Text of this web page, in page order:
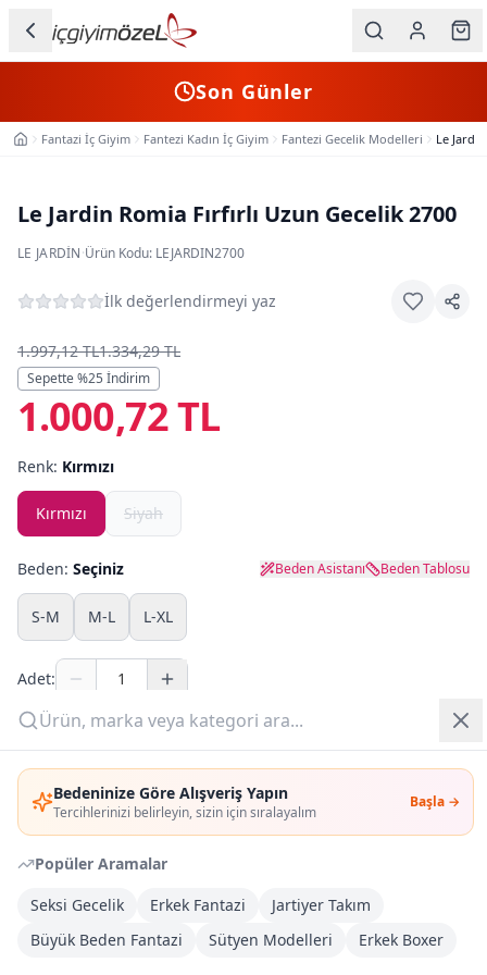
Bedeninize Göre Alışveriş Yapın
Tercihlerinizi belirleyin, sizin için sıralayalım
Başla →
Popüler Aramalar
Seksi Gecelik
Erkek Fantazi
Jartiyer Takım
Büyük Beden Fantazi
Sütyen Modelleri Erkek Boxer
Erkek
Çocuk
Fantazi
Büyük
Beden
Plaj & Mayo
Yazlık Pijama
Kampanyalar
Yeni Gelenler
OUTLET
Giriş Yap
Üye Ol
Son Günler
Ana SayfaFantazi İç Giyim Fantezi Kadın İç Giyim Fantezi Gecelik Modelleri Le
Le Jardin Romia Fırfırlı Uzun Gecelik 2700
LE JARDIN·Ürün Kodu: LEJARDIN2700
İlk değerlendirmeyi yaz
1.997,12 TL1.334,29 TL
Sepette %25 İndirim
1.000,72 TL
Renk: Kırmızı
Kırmızı Siyah
Beden: Seçiniz Beden Asistanı Beden Tablosu
S-M M-L L-XL
Adet:
Sepete Ekle
Şimdi Al
DHL Kargoya Teslim
1-3 İş Günü
Kargo Bedava